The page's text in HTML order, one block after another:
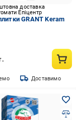
доставка
Епіцентр
GRANT Keram
Доставимо